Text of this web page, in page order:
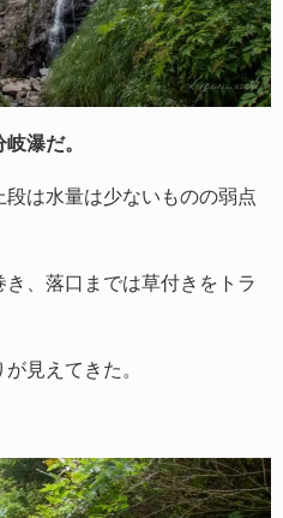
瀑だ。
は水量は少ないものの弱点
、落口までは草付きをトラ
見えてきた。